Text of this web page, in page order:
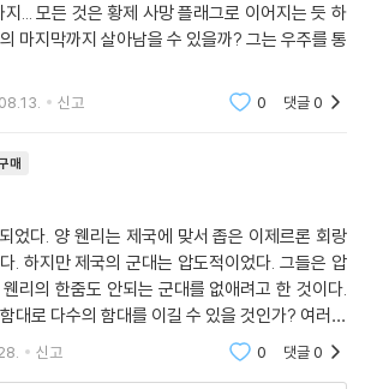
... 모든 것은 황제 사망 플래그로 이어지는 듯 하
마지막까지 살아남을 수 있을까? 그는 우주를 통
신고 0 댓글0
매
었다. 양 웬리는 제국에 맞서 좁은 이제르론 회랑
. 하지만 제국의 군대는 압도적이었다. 그들은 압
리의 한줌도 안되는 군대를 없애려고 한 것이다.
대로 다수의 함대를 이길 수 있을 것인가? 여러분
신고 0 댓글0